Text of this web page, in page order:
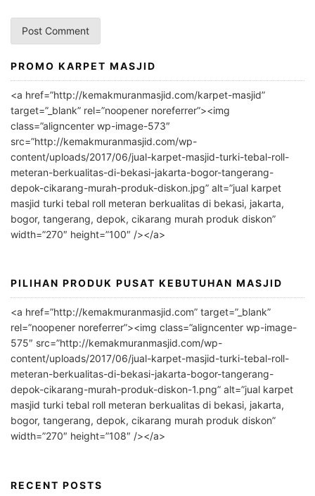
A
l
r
n
a
t
i
v
PROMO KARPET MASJID
<a href=”http://kemakmuranmasjid.com/karpet-masjid”
target=”_blank” rel=”noopener noreferrer”><img
class=”aligncenter wp-image-573″
src=”http://kemakmuranmasjid.com/wp-
content/uploads/2017/06/jual-karpet-masjid-turki-tebal-roll-
meteran-berkualitas-di-bekasi-jakarta-bogor-tangerang-
depok-cikarang-murah-produk-diskon.jpg” alt=”jual karpet
masjid turki tebal roll meteran berkualitas di bekasi, jakarta,
bogor, tangerang, depok, cikarang murah produk diskon”
width=”270″ height=”100″ /></a>
PILIHAN PRODUK PUSAT KEBUTUHAN MASJID
<a href=”http://kemakmuranmasjid.com” target=”_blank”
rel=”noopener noreferrer”><img class=”aligncenter wp-image-
575″ src=”http://kemakmuranmasjid.com/wp-
content/uploads/2017/06/jual-karpet-masjid-turki-tebal-roll-
meteran-berkualitas-di-bekasi-jakarta-bogor-tangerang-
depok-cikarang-murah-produk-diskon-1.png” alt=”jual karpet
masjid turki tebal roll meteran berkualitas di bekasi, jakarta,
bogor, tangerang, depok, cikarang murah produk diskon”
width=”270″ height=”108″ /></a>
RECENT POSTS